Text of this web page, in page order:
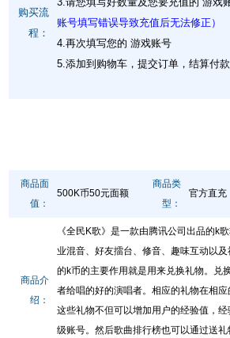
购买流
程：
账号填写错误导致充值后无法修正）
4.再次填写您的 游戏账号
5.添加到购物车，提交订单，结算付款
商品面
值：
500K币50元面额
商品类
型：
官方直充
商品介
绍：
《全民K歌》是一款由腾讯公司出品的k
业混音、好友擂台、修音、趣味互动以
的k币的主要作用就是用来兑换礼物。兑
者给唱的好的演唱者。相应的礼物在相应
这些礼物不但可以增加用户的经验值，
级账号。然后歌曲排行榜也可以通过送